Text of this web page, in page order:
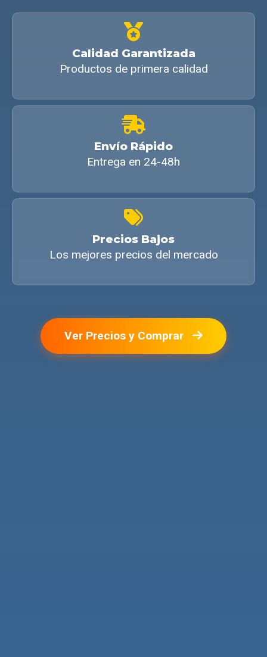
Calidad Garantizada
Productos de primera calidad
Envío Rápido
Entrega en 24-48h
Precios Bajos
Los mejores precios del mercado
Ver Precios y Comprar